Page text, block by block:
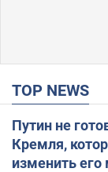
TOP NEWS
Путин не
Кремля,
изменить